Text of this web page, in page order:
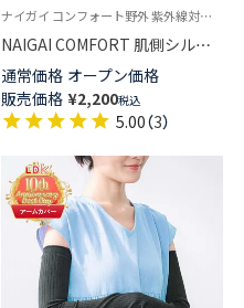
ナイガイ コンフォート野外 紫外線対策 肌にやさしい素材を使用 UV対策 日焼け対策 レディース
NAIGAI COMFORT 肌側シルク
綿麻混 アームカバー ロング
48cm 無地 UVカット 【365日最
短翌日発送】 03072530
通常価格 オープン価格
販売価格 ¥2,200税込
5.00（3）